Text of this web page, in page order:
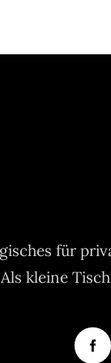
für
Als kleine